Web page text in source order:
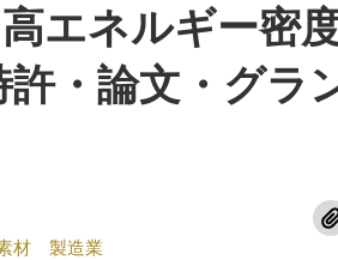
エネルギー密
・論文・グラ
材 製造業